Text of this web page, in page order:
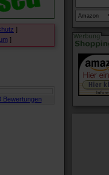
]
]